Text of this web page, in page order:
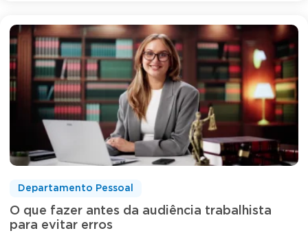
O que fazer antes da audiência trabalhista
para evitar erros
Departamento Pessoal